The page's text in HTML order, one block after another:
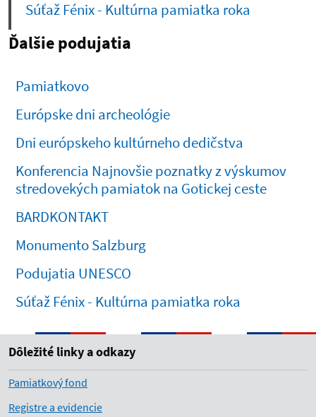
Súťaž Fénix - Kultúrna pamiatka roka
Ďalšie podujatia
Pamiatkovo
Európske dni archeológie
Dni európskeho kultúrneho dedičstva
Konferencia Najnovšie poznatky z výskumov
stredovekých pamiatok na Gotickej ceste
BARDKONTAKT
Monumento Salzburg
Podujatia UNESCO
Súťaž Fénix - Kultúrna pamiatka roka
Dôležité linky a odkazy
Pamiatkový fond
Registre a evidencie